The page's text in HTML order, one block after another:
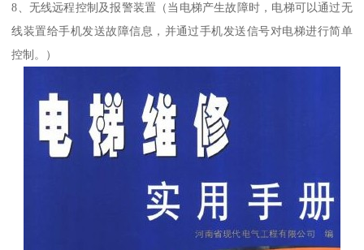
8、无线远程控制及报警装置（当电梯产生故障时，电梯可以通过无
线装置给手机发送故障信息，并通过手机发送信号对电梯进行简单
控制。）